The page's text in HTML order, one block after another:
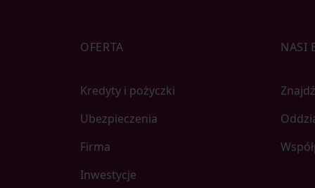
OFERTA
Kredyty i pożyczki
Ubezpieczenia
Firma
Inwestycje
NASI